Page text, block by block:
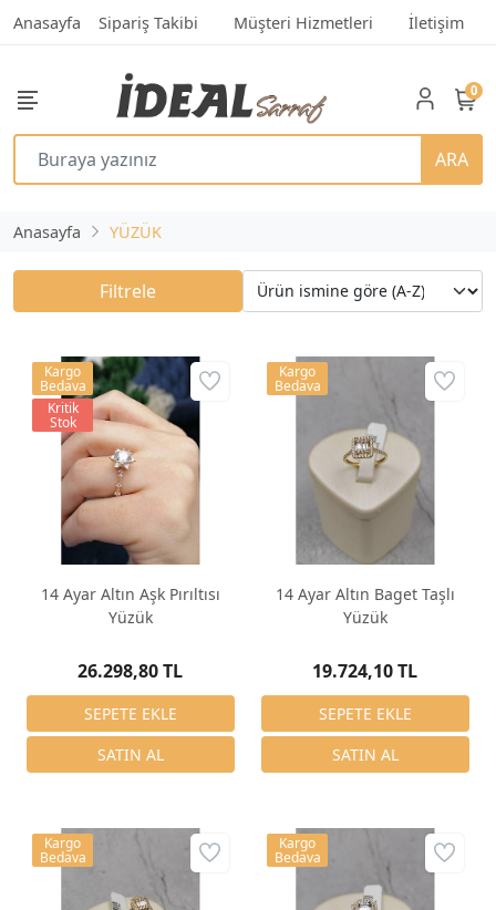
Anasayfa Sipariş Takibi Müşteri Hizmetleri İletişim
ARA
0
Anasayfa YÜZÜK
Filtrele
14 Ayar Altın Aşk Pırıltısı
Yüzük
26.298,80 TL
Kargo
Bedava
Kritik
Stok
14 Ayar Altın Baget Taşlı
Yüzük
19.724,10 TL
Kargo
Bedava
Kargo
Bedava
Kargo
Bedava